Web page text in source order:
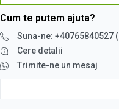
Cum te putem ajuta?
Suna-ne: +40765840527
Cere detalii
Trimite-ne un mesaj